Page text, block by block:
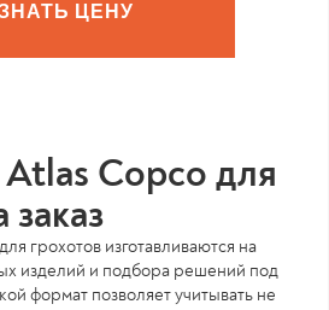
ЦЕНУ
Copco для
заказ
грохотов изготавливаются на
изделий и подбора решений под
формат позволяет учитывать не